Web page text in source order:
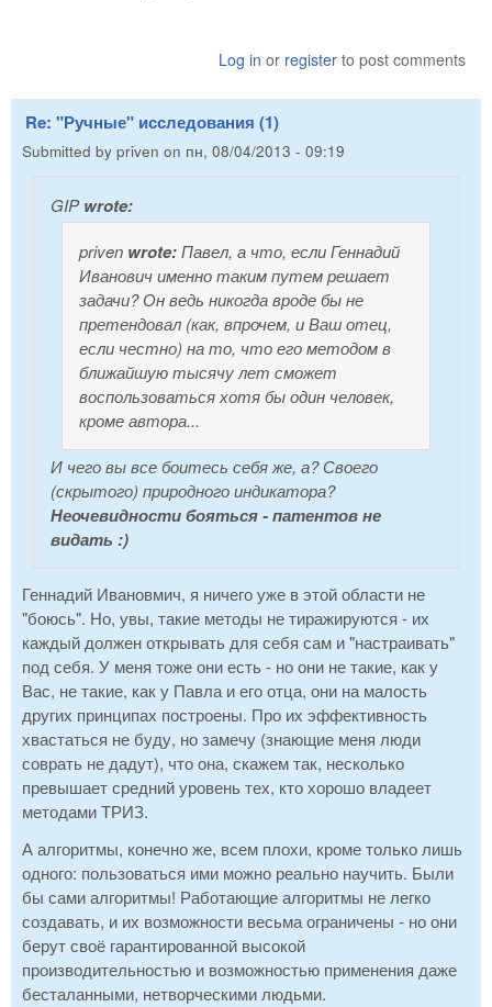
Log in or register to post comments
Re: "Ручные" исследования (1)
Submitted by priven on пн, 08/04/2013 - 09:19
GIPwrote:
priven wrote:Павел, а что, если Геннадий
Иванович именно таким путем решает
задачи? Он ведь никогда вроде бы не
претендовал (как, впрочем, и Ваш отец,
если честно) на то, что его методом в
ближайшую тысячу лет сможет
воспользоваться хотя бы один человек,
кроме автора...
И чего вы все боитесь себя же, а? Своего
(скрытого) природного индикатора?
Неочевидности бояться - патентов не
видать :)
Геннадий Ивановмич, я ничего уже в этой области не
"боюсь". Но, увы, такие методы не тиражируются - их
каждый должен открывать для себя сам и "настраивать"
под себя. У меня тоже они есть - но они не такие, как у
Вас, не такие, как у Павла и его отца, они на малость
других принципах построены. Про их эффективность
хвастаться не буду, но замечу (знающие меня люди
соврать не дадут), что она, скажем так, несколько
превышает средний уровень тех, кто хорошо владеет
методами ТРИЗ.
А алгоритмы, конечно же, всем плохи, кроме только лишь
одного: пользоваться ими можно реально научить. Были
бы сами алгоритмы! Работающие алгоритмы не легко
создавать, и их возможности весьма ограничены - но они
берут своё гарантированной высокой
производительностью и возможностью применения даже
бесталанными, нетворческими людьми.